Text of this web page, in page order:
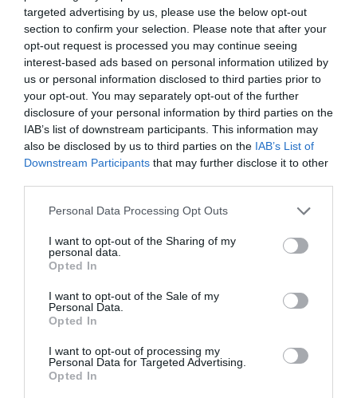
targeted advertising by us, please use the below opt-out
section to confirm your selection. Please note that after your
opt-out request is processed you may continue seeing
interest-based ads based on personal information utilized by
us or personal information disclosed to third parties prior to
your opt-out. You may separately opt-out of the further
disclosure of your personal information by third parties on the
IAB’s list of downstream participants. This information may
also be disclosed by us to third parties on the IAB’s List of
Downstream Participants that may further disclose it to other
Personal Data Processing Opt Outs
I want to opt-out of the Sharing of my
personal data.
Opted In
I want to opt-out of the Sale of my
Personal Data.
Opted In
I want to opt-out of processing my
Personal Data for Targeted Advertising.
Opted In
DIARIO DE LA CORRUPCIÓN SANCHISTA
Diario de la corrupción sanchista. Bolaños
se reunió en el año 2025 hasta seis veces
con Zapatero, mientras se desarrollaba la
investigación judicial sobre la aerolínea
Plus Ultra
Opinión
Enormes minucias
por Eulogio López